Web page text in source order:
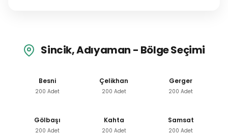
Sincik, Adıyaman - Bölge Seçimi
Besni
200 Adet
Çelikhan
200 Adet
Gerger
200 Adet
Gölbaşı
200 Adet
Kahta
200 Adet
Samsat
200 Adet